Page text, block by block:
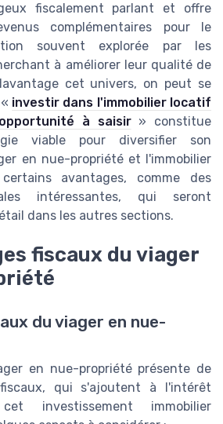
fiscalement parlant et offre
complémentaires pour le
souvent explorée par les
à améliorer leur qualité de
cet univers, on peut se
investir dans l'immobilier locatif
à saisir» constitue
viable pour diversifier son
en nue-propriété et l'immobilier
avantages, comme des
intéressantes, qui seront
dans les autres sections.
fiscaux du viager
du viager en nue-
en nue-propriété présente de
qui s'ajoutent à l'intérêt
investissement immobilier